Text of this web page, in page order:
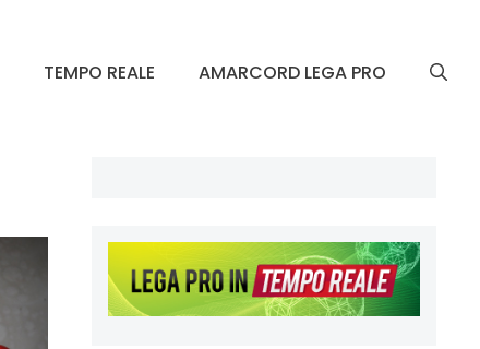
TEMPO REALE AMARCORD LEGA PRO